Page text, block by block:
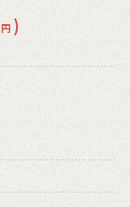
円 )